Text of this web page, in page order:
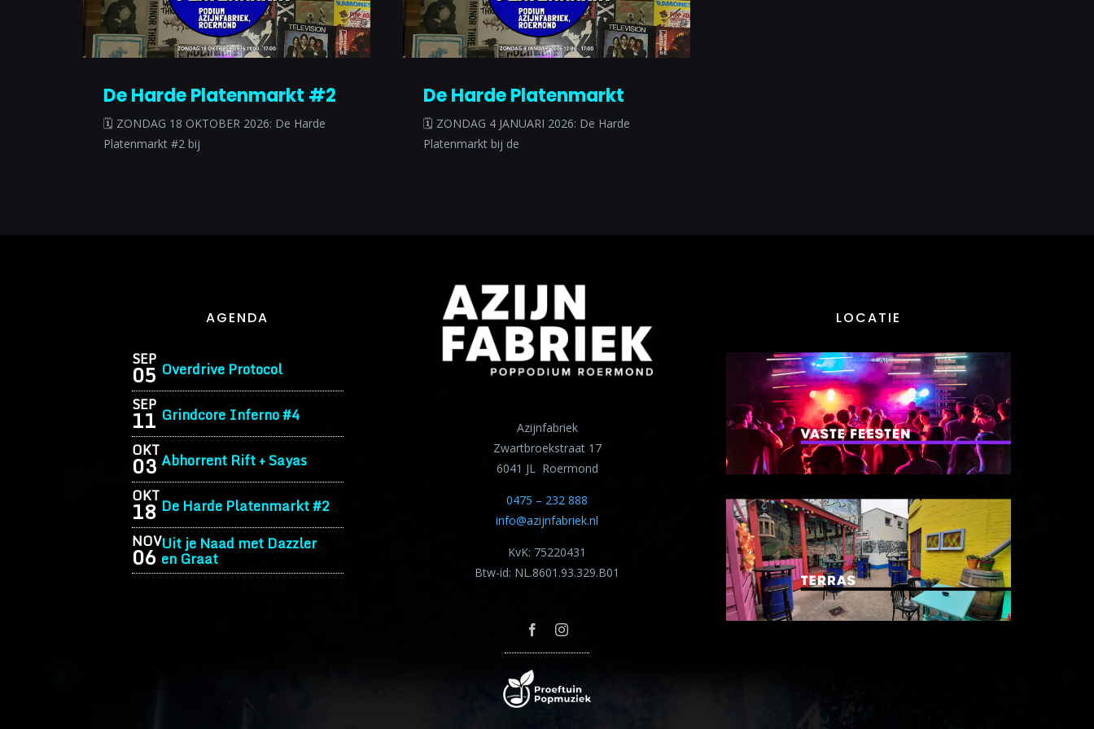
De Harde Platenmarkt #2
🗓 ZONDAG 18 OKTOBER 2026: De Harde
Platenmarkt #2 bij
De Harde Platenmarkt
🗓 ZONDAG 4 JANUARI 2026: De Harde
Platenmarkt bij de
AGENDA
SEP
05 Overdrive Protocol
SEP
11 Grindcore Inferno #4
OKT
03 Abhorrent Rift + Sayas
OKT
18 De Harde Platenmarkt #2
NOV
06 Uit je Naad met Dazzler
en Graat
Azijnfabriek
Zwartbroekstraat 17
6041 JL Roermond
0475 – 232 888
info@azijnfabriek.nl
KvK: 75220431
Btw-id: NL.8601.93.329.B01
LOCATIE